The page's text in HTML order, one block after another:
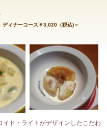
ィナーコース￥3,020（税込)～
ド・ライトがデザインしたこだわ